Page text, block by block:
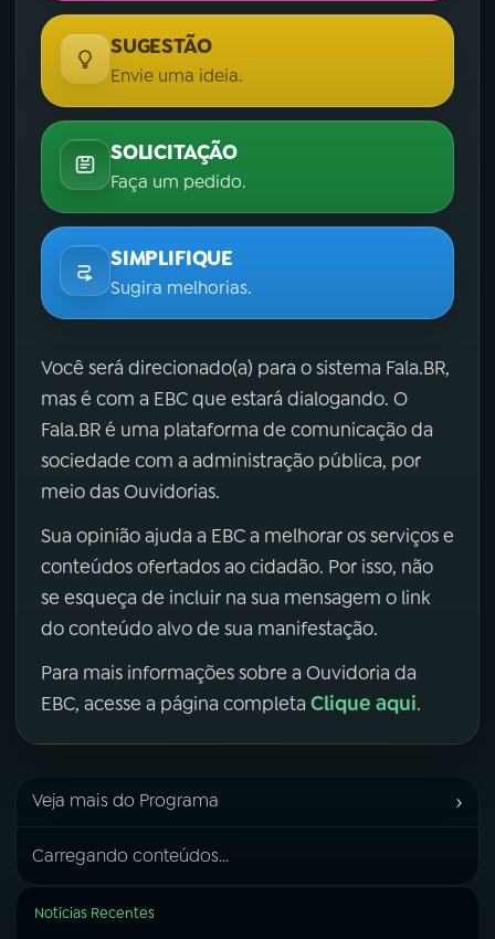
SUGESTÃO
Envie uma ideia.
SOLICITAÇÃO
Faça um pedido.
SIMPLIFIQUE
Sugira melhorias.
Você será direcionado(a) para o sistema Fala.BR,
mas é com a EBC que estará dialogando. O
Fala.BR é uma plataforma de comunicação da
sociedade com a administração pública, por
meio das Ouvidorias.
Sua opinião ajuda a EBC a melhorar os serviços e
conteúdos ofertados ao cidadão. Por isso, não
se esqueça de incluir na sua mensagem o link
do conteúdo alvo de sua manifestação.
Para mais informações sobre a Ouvidoria da
EBC, acesse a página completa Clique aqui.
Veja mais do Programa ›
Carregando conteúdos...
Notícias Recentes